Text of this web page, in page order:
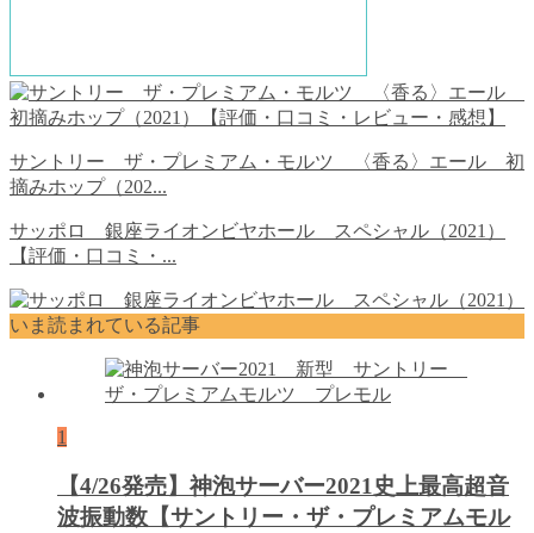
サントリー ザ・プレミアム・モルツ 〈香る〉エール 初
摘みホップ（202...
サッポロ 銀座ライオンビヤホール スペシャル（2021）
【評価・口コミ・...
いま読まれている記事
1
【4/26発売】神泡サーバー2021史上最高超音
波振動数【サントリー・ザ・プレミアムモル